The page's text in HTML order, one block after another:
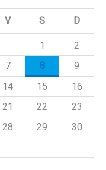
V S D
1
2
7 8
9
14 15
16
21 22
23
28 29
30